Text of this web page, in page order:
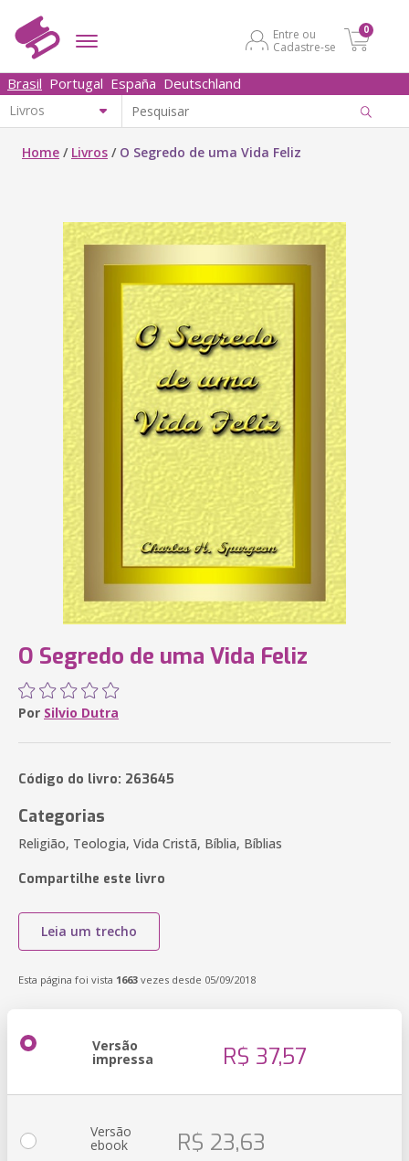
Entre ou
Cadastre-se
0
Brasil Portugal España Deutschland
Home / Livros / O Segredo de uma Vida Feliz
O Segredo de uma Vida Feliz
Por Silvio Dutra
Código do livro: 263645
Categorias
Religião, Teologia, Vida Cristã, Bíblia, Bíblias
Compartilhe este livro
Leia um trecho
Esta página foi vista 1663 vezes desde 05/09/2018
Versão
impressa R$ 37,57
Versão
ebook R$ 23,63